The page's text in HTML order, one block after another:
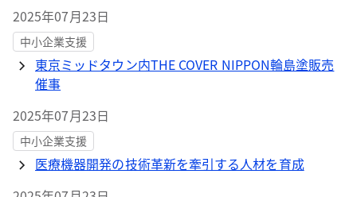
2025年07月23日
中小企業支援
東京ミッドタウン内THE COVER NIPPON輪島塗販売
催事
2025年07月23日
中小企業支援
医療機器開発の技術革新を牽引する人材を育成